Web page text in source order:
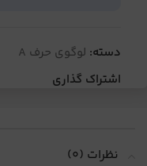
دسته: لوگوی حرف A
اشتراک گذاری
نظرات (0)